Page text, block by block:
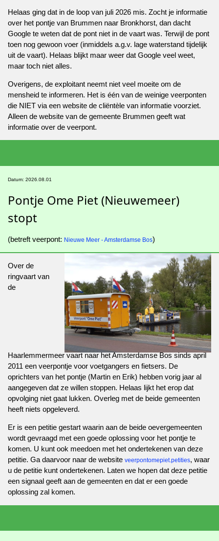
Helaas ging dat in de loop van juli 2026 mis. Zocht je informatie
over het pontje van Brummen naar Bronkhorst, dan dacht
Google te weten dat de pont niet in de vaart was. Terwijl de pont
toen nog gewoon voer (inmiddels a.g.v. lage waterstand tijdelijk
uit de vaart). Helaas blijkt maar weer dat Google veel weet,
maar toch niet alles.
Overigens, de exploitant neemt niet veel moeite om de
mensheid te informeren. Het is één van de weinige veerponten
die NIET via een website de cliëntèle van informatie voorziet.
Alleen de website van de gemeente Brummen geeft wat
informatie over de veerpont.
Datum: 2026.08.01
Pontje Ome Piet (Nieuwemeer)
stopt
(betreft veerpont: Nieuwe Meer - Amsterdamse Bos)
Over de
ringvaart van
de
Haarlemmermeer vaart naar het Amsterdamse Bos sinds april
2011 een veerpontje voor voetgangers en fietsers. De
oprichters van het pontje (Martin en Erik) hebben vorig jaar al
aangegeven dat ze willen stoppen. Helaas lijkt het erop dat
opvolging niet gaat lukken. Overleg met de beide gemeenten
heeft niets opgeleverd.
Er is een petitie gestart waarin aan de beide oevergemeenten
wordt gevraagd met een goede oplossing voor het pontje te
komen. U kunt ook meedoen met het ondertekenen van deze
petitie. Ga daarvoor naar de website veerpontomepiet.petities, waar
u de petitie kunt ondertekenen. Laten we hopen dat deze petitie
een signaal geeft aan de gemeenten en dat er een goede
oplossing zal komen.